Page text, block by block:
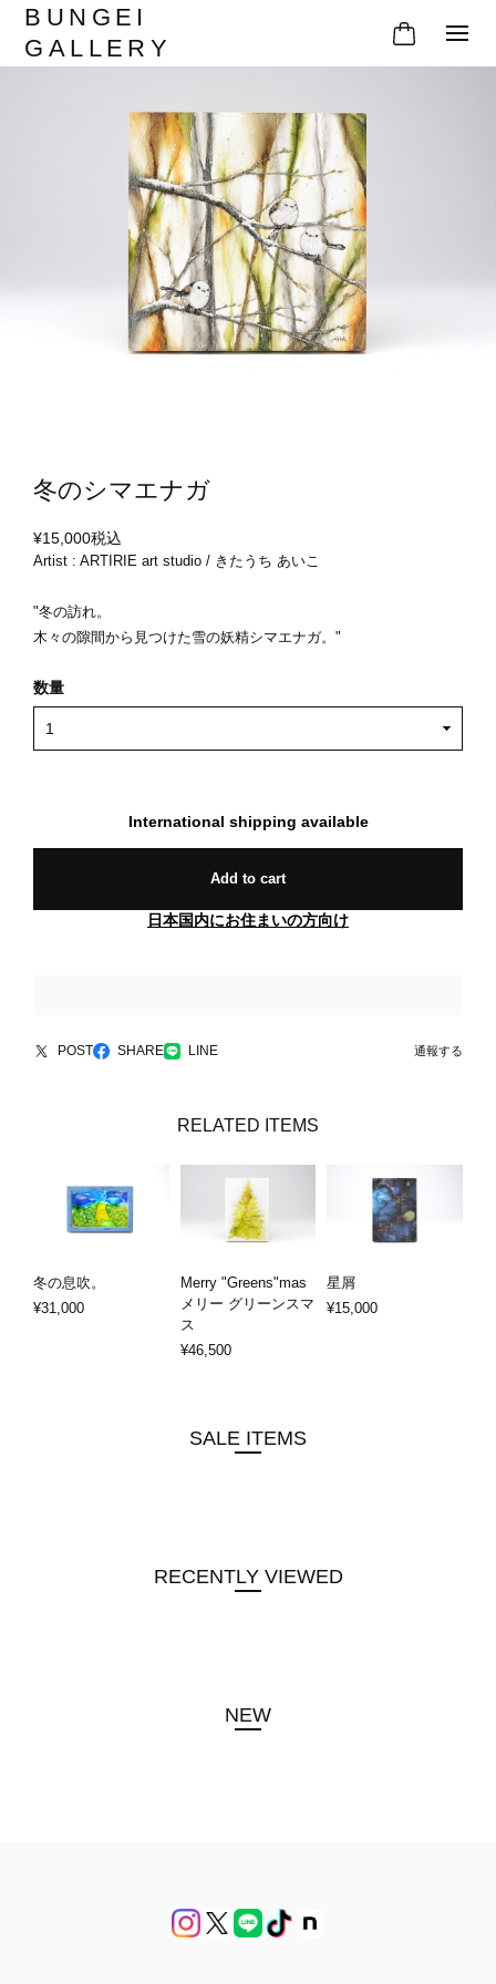
BUNGEI
GALLERY
冬のシマエナガ
¥15,000税込
Artist : ARTIRIE art studio / きたうち あいこ
"冬の訪れ。
木々の隙間から見つけた雪の妖精シマエナガ。"
数量
International shipping available
Add to cart
日本国内にお住まいの方向け
POST SHARE LINE 通報する
RELATED ITEMS
冬の息吹。
¥31,000
Merry "Greens"mas
メリー グリーンスマ
ス
¥46,500
星屑
¥15,000
SALE ITEMS
RECENTLY VIEWED
NEW